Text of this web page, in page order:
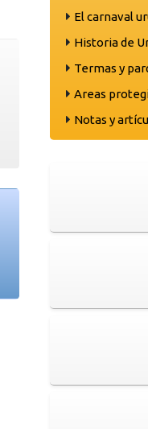
El carnaval
Historia de
Termas y
Areas
Notas y